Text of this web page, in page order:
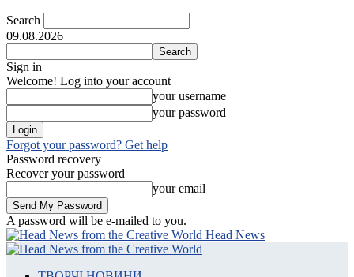
Search
09.08.2026
Sign in
Welcome! Log into your account
your username
your password
Forgot your password? Get help
Password recovery
Recover your password
your email
A password will be e-mailed to you.
Head News